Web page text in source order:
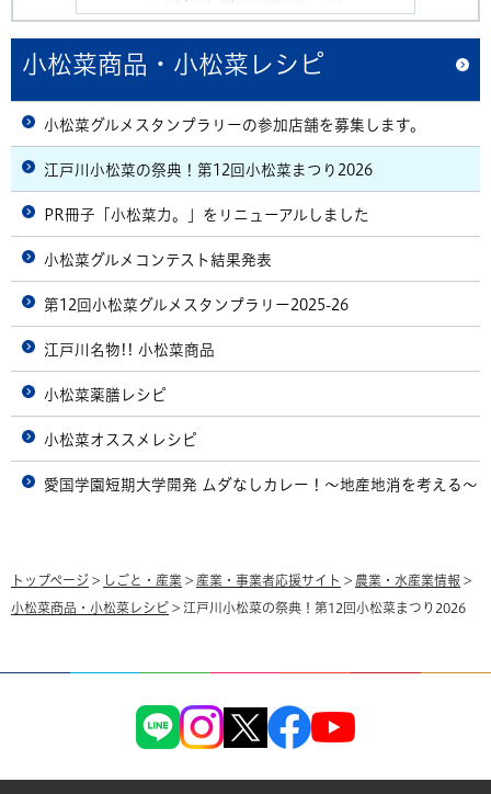
小松菜商品・小松菜レシピ
小松菜グルメスタンプラリーの参加店舗を募集します。
江戸川小松菜の祭典！第12回小松菜まつり2026
PR冊子「小松菜力。」をリニューアルしました
小松菜グルメコンテスト結果発表
第12回小松菜グルメスタンプラリー2025-26
江戸川名物!! 小松菜商品
小松菜薬膳レシピ
小松菜オススメレシピ
愛国学園短期大学開発 ムダなしカレー！～地産地消を考える～
トップページ > しごと・産業 > 産業・事業者応援サイト > 農業・水産業情報 >
小松菜商品・小松菜レシピ > 江戸川小松菜の祭典！第12回小松菜まつり2026